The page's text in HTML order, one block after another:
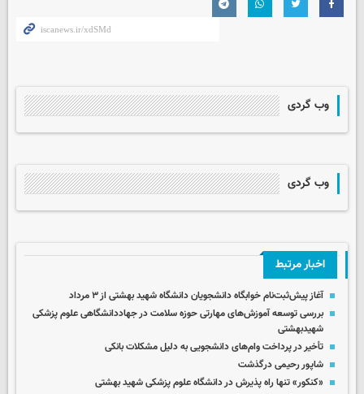
وب گردی
وب گردی
اخبار مرتبط
آغاز پیش‌ثبت‌نام خوابگاه دانشجویان دانشگاه شهید بهشتی از ۳ مرداد
بررسی توسعه آموزش‌های مهارتی حوزه سلامت در جهاددانشگاهی علوم پزشکی
شهیدبهشتی
تأخیر در پرداخت وام‌های دانشجویی به دلیل مشکلات بانکی
شاپور رحیمی درگذشت
«کنکور» تنها راه پذیرش در دانشگاه علوم پزشکی شهید بهشتی